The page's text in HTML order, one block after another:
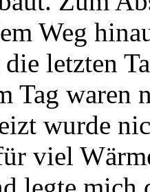
Weg
letzten
Tag
wurde
viel